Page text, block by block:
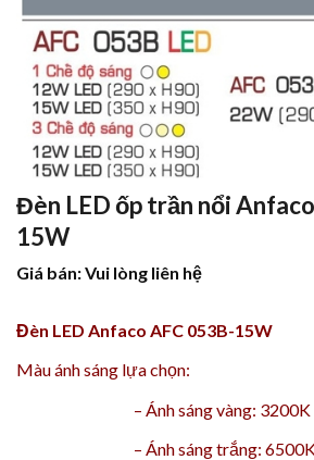
Đèn LED ốp trần nổi
15W
Giá bán: Vui lòng liên hệ
Đèn LED Anfaco AFC 053B-15W
Màu ánh sáng lựa chọn:
– Ánh sáng vàng: 3200K
– Ánh sáng trắng: